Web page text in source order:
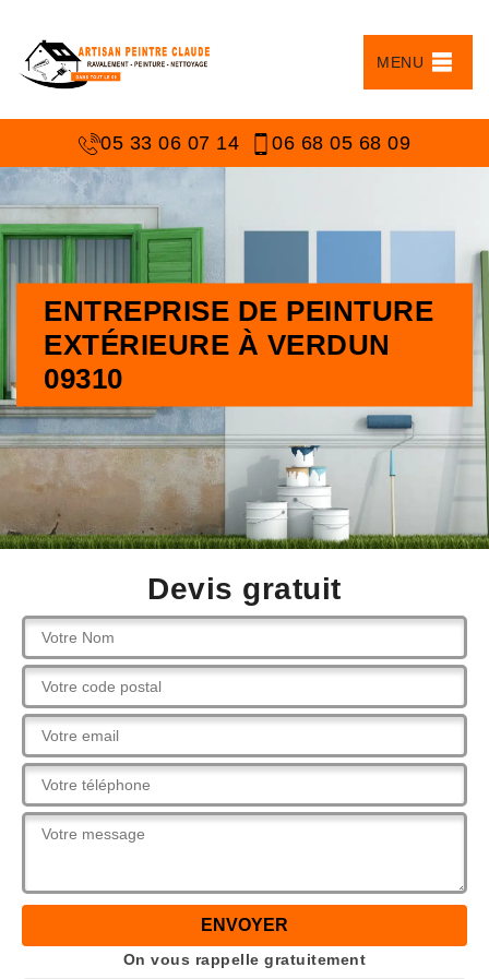
MENU
05 33 06 07 14 06 68 05 68 09
ENTREPRISE DE PEINTURE
EXTÉRIEURE À VERDUN
09310
Devis gratuit
On vous rappelle gratuitement